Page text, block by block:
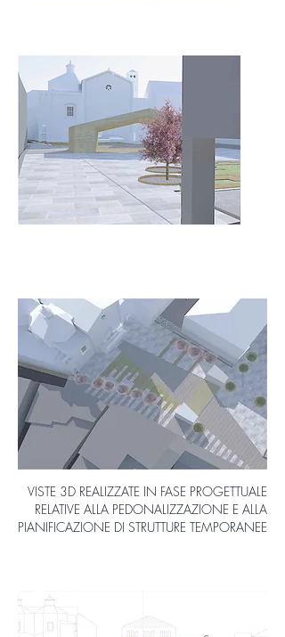
VISTE 3D REALIZZATE IN FASE PROGETTUALE
RELATIVE ALLA PEDONALIZZAZIONE E ALLA
PIANIFICAZIONE DI STRUTTURE TEMPORANEE